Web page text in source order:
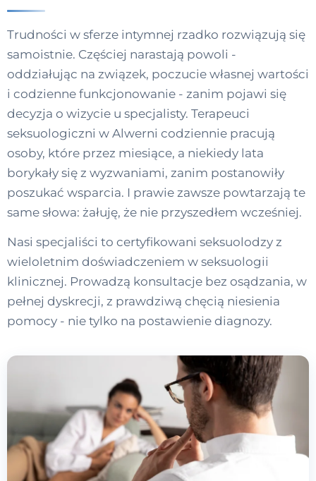
Trudności w sferze intymnej rzadko rozwiązują się
samoistnie. Częściej narastają powoli -
oddziałując na związek, poczucie własnej wartości
i codzienne funkcjonowanie - zanim pojawi się
decyzja o wizycie u specjalisty. Terapeuci
seksuologiczni w Alwerni codziennie pracują
osoby, które przez miesiące, a niekiedy lata
borykały się z wyzwaniami, zanim postanowiły
poszukać wsparcia. I prawie zawsze powtarzają te
same słowa: żałuję, że nie przyszedłem wcześniej.
Nasi specjaliści to certyfikowani seksuolodzy z
wieloletnim doświadczeniem w seksuologii
klinicznej. Prowadzą konsultacje bez osądzania, w
pełnej dyskrecji, z prawdziwą chęcią niesienia
pomocy - nie tylko na postawienie diagnozy.